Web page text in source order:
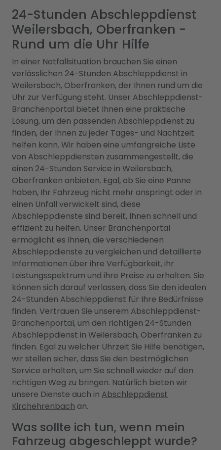
24-Stunden Abschleppdienst
Weilersbach, Oberfranken -
Rund um die Uhr Hilfe
In einer Notfallsituation brauchen Sie einen
verlässlichen 24-Stunden Abschleppdienst in
Weilersbach, Oberfranken, der Ihnen rund um die
Uhr zur Verfügung steht. Unser Abschleppdienst-
Branchenportal bietet Ihnen eine praktische
Lösung, um den passenden Abschleppdienst zu
finden, der Ihnen zu jeder Tages- und Nachtzeit
helfen kann. Wir haben eine umfangreiche Liste
von Abschleppdiensten zusammengestellt, die
einen 24-Stunden Service in Weilersbach,
Oberfranken anbieten. Egal, ob Sie eine Panne
haben, Ihr Fahrzeug nicht mehr anspringt oder in
einen Unfall verwickelt sind, diese
Abschleppdienste sind bereit, Ihnen schnell und
effizient zu helfen. Unser Branchenportal
ermöglicht es Ihnen, die verschiedenen
Abschleppdienste zu vergleichen und detaillierte
Informationen über ihre Verfügbarkeit, ihr
Leistungsspektrum und ihre Preise zu erhalten. Sie
können sich darauf verlassen, dass Sie den idealen
24-Stunden Abschleppdienst für Ihre Bedürfnisse
finden. Vertrauen Sie unserem Abschleppdienst-
Branchenportal, um den richtigen 24-Stunden
Abschleppdienst in Weilersbach, Oberfranken zu
finden. Egal zu welcher Uhrzeit Sie Hilfe benötigen,
wir stellen sicher, dass Sie den bestmöglichen
Service erhalten, um Sie schnell wieder auf den
richtigen Weg zu bringen. Natürlich bieten wir
unsere Dienste auch in Abschleppdienst
Kirchehrenbach an.
Was sollte ich tun, wenn mein
Fahrzeug abgeschleppt wurde?